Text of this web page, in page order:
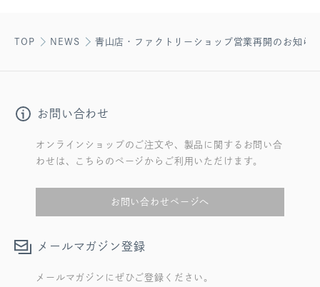
TOP NEWS 青山店・ファクトリーショップ営業再開のお知ら
お問い合わせ
オンラインショップのご注文や、製品に関するお問い合
わせは、こちらのページからご利用いただけます。
お問い合わせページへ
メールマガジン登録
メールマガジンにぜひご登録ください。